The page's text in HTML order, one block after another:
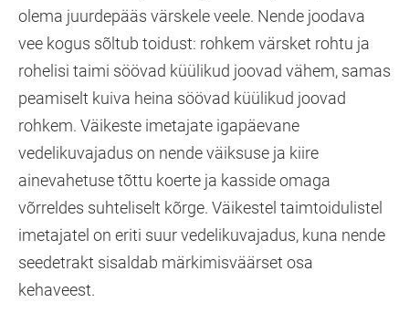
olema juurdepääs värskele veele. Nende joodava
vee kogus sõltub toidust: rohkem värsket rohtu ja
rohelisi taimi söövad küülikud joovad vähem, samas
peamiselt kuiva heina söövad küülikud joovad
rohkem. Väikeste imetajate igapäevane
vedelikuvajadus on nende väiksuse ja kiire
ainevahetuse tõttu koerte ja kasside omaga
võrreldes suhteliselt kõrge. Väikestel taimtoidulistel
imetajatel on eriti suur vedelikuvajadus, kuna nende
seedetrakt sisaldab märkimisväärset osa
kehaveest.